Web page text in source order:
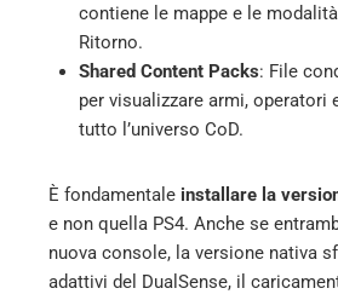
contiene le mappe e le
Ritorno.
Shared Content Packs: File
per visualizzare armi, operatori
tutto l’universo CoD.
È fondamentale installare la
e non quella PS4. Anche se
nuova console, la versione nativa
adattivi del DualSense, il